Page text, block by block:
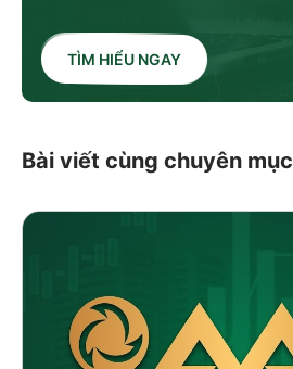
TÌM HIỂU NGAY
Bài viết cùng chuyên mục